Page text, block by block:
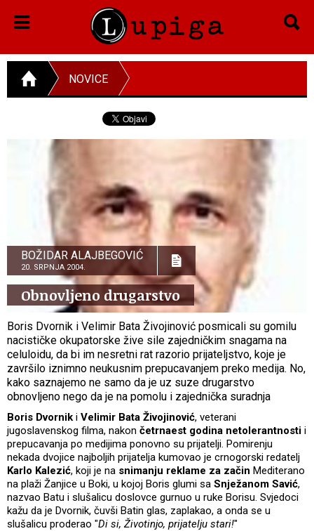
NOVICE
BOŽIDAR ALAJBEGOVIĆ
20. SRPNJA 2004.
Obnovljeno drugarstvo
Boris Dvornik i Velimir Bata Živojinović posmicali su gomilu
nacističke okupatorske žive sile zajedničkim snagama na
celuloidu, da bi im nesretni rat razorio prijateljstvo, koje je
završilo iznimno neukusnim prepucavanjem preko medija. No,
kako saznajemo ne samo da je uz suze drugarstvo
obnovljeno nego da je na pomolu i zajednička suradnja
Boris Dvornik i Velimir Bata Živojinović, veterani
jugoslavenskog filma, nakon četrnaest godina netolerantnosti i
prepucavanja po medijima ponovno su prijatelji. Pomirenju
nekada dvojice najboljih prijatelja kumovao je crnogorski redatelj
Karlo Kalezić, koji je na snimanju reklame za začin Mediterano
na plaži Žanjice u Boki, u kojoj Boris glumi sa Snježanom Savić,
nazvao Batu i slušalicu doslovce gurnuo u ruke Borisu. Svjedoci
kažu da je Dvornik, čuvši Batin glas, zaplakao, a onda se u
slušalicu proderao "Di si, Životinjo, prijatelju stari!"